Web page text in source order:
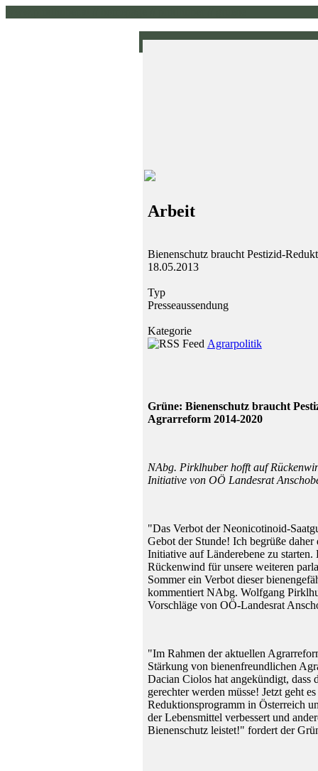
Arbeit
Bienenschutz braucht Pestizid-
18.05.2013
Typ
Presseaussendung
Kategorie
Agrarpolitik
Grüne: Bienenschutz braucht
Agrarreform 2014-2020
NAbg. Pirklhuber hofft auf
Initiative von OÖ Landesrat
"Das Verbot der Neonicotinoid-
Gebot der Stunde! Ich begrüße
Initiative auf Länderebene zu
Rückenwind für unsere weiteren
Sommer ein Verbot dieser
kommentiert NAbg. Wolfgang
Vorschläge von OÖ-Landesrat
"Im Rahmen der aktuellen
Stärkung von bienenfreundlichen
Dacian Ciolos hat angekündigt,
gerechter werden müsse! Jetzt geht
Reduktionsprogramm in Österreich
der Lebensmittel verbessert und
Bienenschutz leistet!" fordert der